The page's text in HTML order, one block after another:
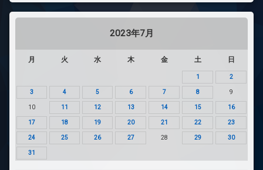
2023年7月
月 火 水 木 金 土 日
1 2
3 4 5 6 7 8 9
10 11 12 13 14 15 16
17 18 19 20 21 22 23
24 25 26 27 28 29 30
31